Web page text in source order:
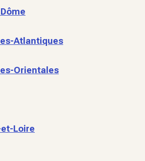
Atlantiques
Orientales
Loire